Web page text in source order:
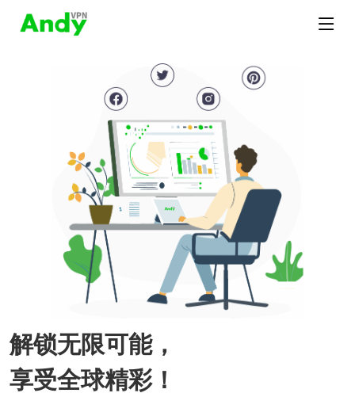
解锁无限可能，
享受全球精彩！